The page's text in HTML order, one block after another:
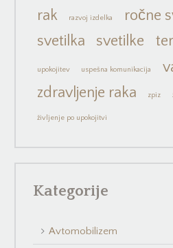
rak razvoj izdelka ročne
svetilka
svetilke
upokojitev uspešna komunikacija
zdravljenje raka
zpiz
življenje po upokojitvi
Kategorije
Avtomobilizem